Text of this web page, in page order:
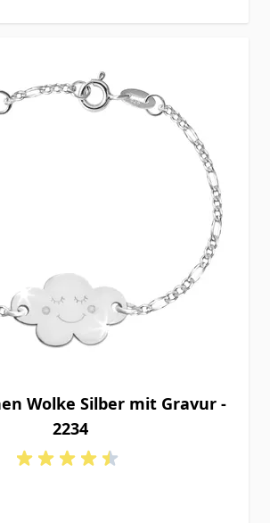
Wolke Silber mit Gravur -
2234